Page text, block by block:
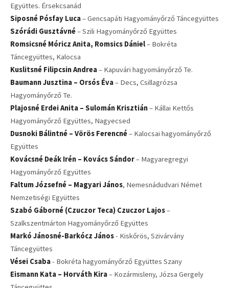
Együttes. Érsekcsanád
Siposné Pósfay Luca– Gencsapáti Hagyományőrző Táncegyüttes
Szórádi Gusztávné– Szili Hagyományőrző Együttes
Romsicsné Móricz Anita, Romsics Dániel– Bokréta
Táncegyüttes, Kalocsa
Kuslitsné Filipcsin Andrea– Kapuvári hagyományőrző Te.
Baumann Jusztina – Orsós Éva– Decs, Csillagrózsa
Hagyományőrző Te.
Plajosné Erdei Anita – Sulomán Krisztián– Kállai Kettős
Hagyományőrző Együttes, Nagyecsed
Dusnoki Bálintné – Vörös Ferencné– Kalocsai hagyományőrző
Együttes
Kovácsné Deák Irén – Kovács Sándor– Magyaregregyi
Hagyományőrző Együttes
Faltum Józsefné – Magyari János, Nemesnádudvari Német
Nemzetiségi Együttes
Szabó Gáborné (Czuczor Teca) Czuczor Lajos–
Szalkszentmárton Hagyományőrző Együttes
Markó Jánosné-Barkócz János- Kiskőrös, Szivárvány
Táncegyüttes
Vései Csaba- Bokréta hagyományőrző Együttes Szany
Eismann Kata – Horváth Kira– Kozármisleny, Józsa Gergely